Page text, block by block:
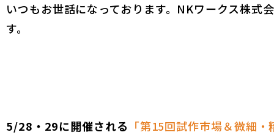
いつもお世話になっております。NKワークス株式
す。
5/28・29に開催される 「第15回試作市場＆微細・